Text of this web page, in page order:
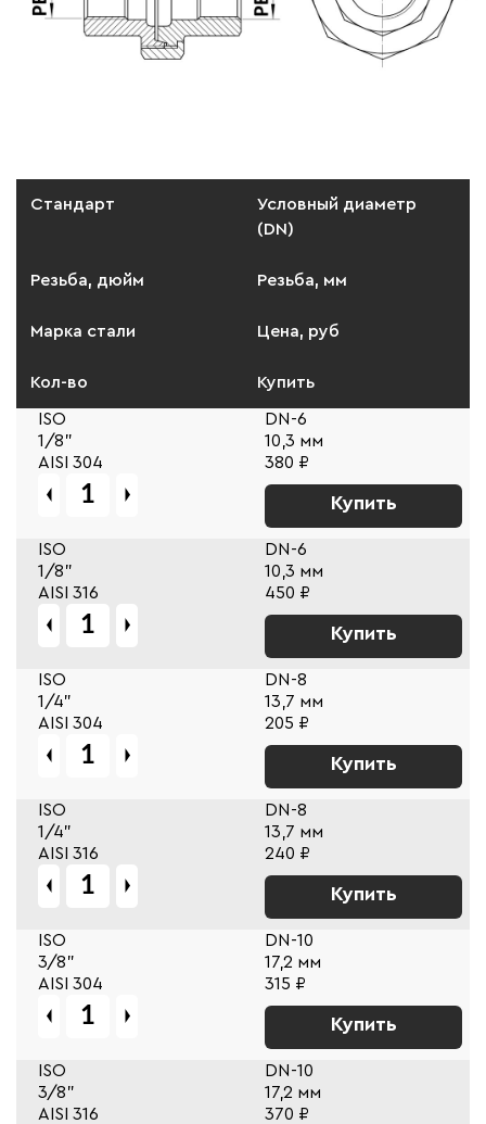
Стандарт
Условный диаметр
(DN)
Резьба, дюйм Резьба, мм
Марка стали Цена, руб
Кол-во Купить
ISO
DN-6
1/8"
10,3 мм
AISI 304
380 ₽
Купить
ISO
DN-6
1/8"
10,3 мм
AISI 316
450 ₽
Купить
ISO
DN-8
1/4"
13,7 мм
AISI 304
205 ₽
Купить
ISO
DN-8
1/4"
13,7 мм
AISI 316
240 ₽
Купить
ISO
DN-10
3/8"
17,2 мм
AISI 304
315 ₽
Купить
ISO
DN-10
3/8"
17,2 мм
AISI 316
370 ₽